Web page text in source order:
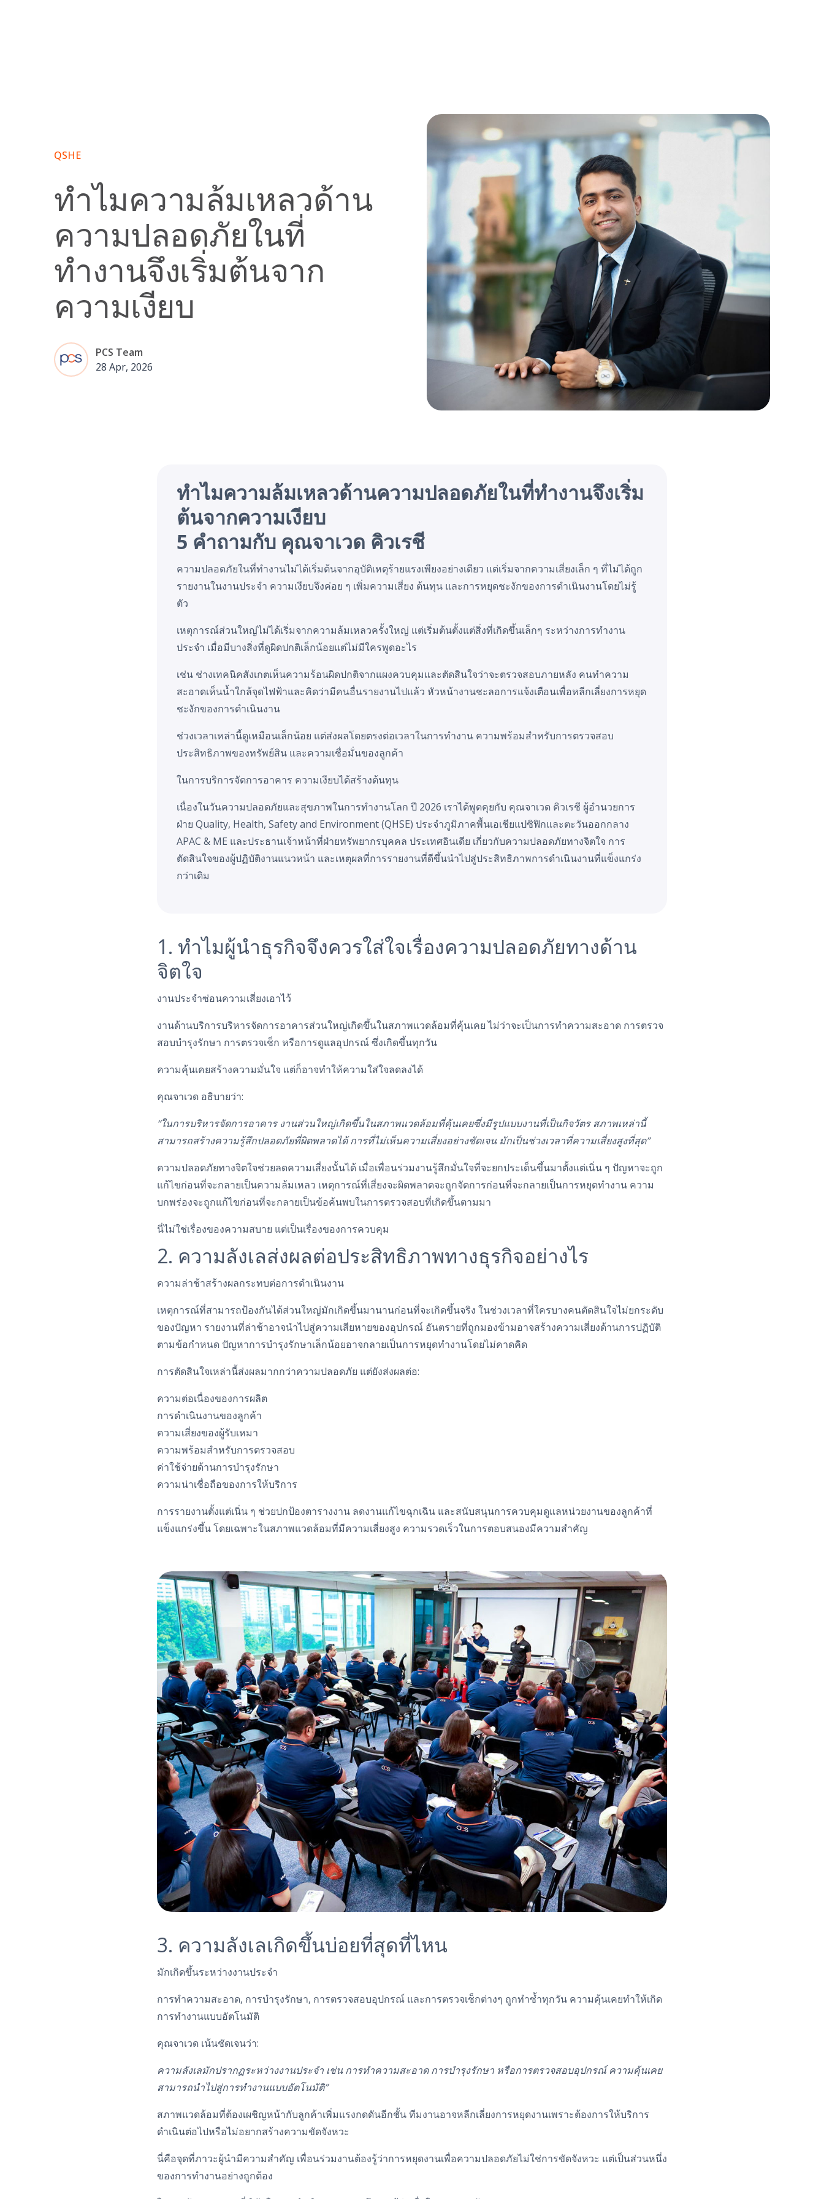
QSHE
ทำไมความล้มเหลวด้าน
ความปลอดภัยในที่
ทำงานจึงเริ่มต้นจาก
ความเงียบ
PCS Team
28 Apr, 2026
ทำไมความล้มเหลวด้านความปลอดภัยในที่ทำงานจึงเริ่ม
ต้นจากความเงียบ
5 คำถามกับ คุณจาเวด คิวเรชี
ความปลอดภัยในที่ทำงานไม่ได้เริ่มต้นจากอุบัติเหตุร้ายแรงเพียงอย่างเดียว แต่เริ่มจากความเสี่ยงเล็ก ๆ ที่ไม่ได้ถูก
รายงานในงานประจำ ความเงียบจึงค่อย ๆ เพิ่มความเสี่ยง ต้นทุน และการหยุดชะงักของการดำเนินงานโดยไม่รู้
ตัว
เหตุการณ์ส่วนใหญ่ไม่ได้เริ่มจากความล้มเหลวครั้งใหญ่ แต่เริ่มต้นตั้งแต่สิ่งที่เกิดขึ้นเล็กๆ ระหว่างการทำงาน
ประจำ เมื่อมีบางสิ่งที่ดูผิดปกติเล็กน้อยแต่ไม่มีใครพูดอะไร
เช่น ช่างเทคนิคสังเกตเห็นความร้อนผิดปกติจากแผงควบคุมและตัดสินใจว่าจะตรวจสอบภายหลัง คนทำความ
สะอาดเห็นน้ำใกล้จุดไฟฟ้าและคิดว่ามีคนอื่นรายงานไปแล้ว หัวหน้างานชะลอการแจ้งเตือนเพื่อหลีกเลี่ยงการหยุด
ชะงักของการดำเนินงาน
ช่วงเวลาเหล่านี้ดูเหมือนเล็กน้อย แต่ส่งผลโดยตรงต่อเวลาในการทำงาน ความพร้อมสำหรับการตรวจสอบ
ประสิทธิภาพของทรัพย์สิน และความเชื่อมั่นของลูกค้า
ในการบริการจัดการอาคาร ความเงียบได้สร้างต้นทุน
เนื่องในวันความปลอดภัยและสุขภาพในการทำงานโลก ปี 2026 เราได้พูดคุยกับ คุณจาเวด คิวเรชี ผู้อำนวยการ
ฝ่าย Quality, Health, Safety and Environment (QHSE) ประจำภูมิภาคพื้นเอเชียแปซิฟิกและตะวันออกกลาง
APAC & ME และประธานเจ้าหน้าที่ฝ่ายทรัพยากรบุคคล ประเทศอินเดีย เกี่ยวกับความปลอดภัยทางจิตใจ การ
ตัดสินใจของผู้ปฏิบัติงานแนวหน้า และเหตุผลที่การรายงานที่ดีขึ้นนำไปสู่ประสิทธิภาพการดำเนินงานที่แข็งแกร่ง
กว่าเดิม
1. ทำไมผู้นำธุรกิจจึงควรใส่ใจเรื่องความปลอดภัยทางด้าน
จิตใจ
งานประจำซ่อนความเสี่ยงเอาไว้
งานด้านบริการบริหารจัดการอาคารส่วนใหญ่เกิดขึ้นในสภาพแวดล้อมที่คุ้นเคย ไม่ว่าจะเป็นการทำความสะอาด การตรวจ
สอบบำรุงรักษา การตรวจเช็ก หรือการดูแลอุปกรณ์ ซึ่งเกิดขึ้นทุกวัน
ความคุ้นเคยสร้างความมั่นใจ แต่ก็อาจทำให้ความใส่ใจลดลงได้
คุณจาเวด อธิบายว่า:
“ในการบริหารจัดการอาคาร งานส่วนใหญ่เกิดขึ้นในสภาพแวดล้อมที่คุ้นเคยซึ่งมีรูปแบบงานที่เป็นกิจวัตร สภาพเหล่านี้
สามารถสร้างความรู้สึกปลอดภัยที่ผิดพลาดได้ การที่ไม่เห็นความเสี่ยงอย่างชัดเจน มักเป็นช่วงเวลาที่ความเสี่ยงสูงที่สุด”
ความปลอดภัยทางจิตใจช่วยลดความเสี่ยงนั้นได้ เมื่อเพื่อนร่วมงานรู้สึกมั่นใจที่จะยกประเด็นขึ้นมาตั้งแต่เนิ่น ๆ ปัญหาจะถูก
แก้ไขก่อนที่จะกลายเป็นความล้มเหลว เหตุการณ์ที่เสี่ยงจะผิดพลาดจะถูกจัดการก่อนที่จะกลายเป็นการหยุดทำงาน ความ
บกพร่องจะถูกแก้ไขก่อนที่จะกลายเป็นข้อค้นพบในการตรวจสอบที่เกิดขึ้นตามมา
นี่ไม่ใช่เรื่องของความสบาย แต่เป็นเรื่องของการควบคุม
2. ความลังเลส่งผลต่อประสิทธิภาพทางธุรกิจอย่างไร
ความล่าช้าสร้างผลกระทบต่อการดำเนินงาน
เหตุการณ์ที่สามารถป้องกันได้ส่วนใหญ่มักเกิดขึ้นมานานก่อนที่จะเกิดขึ้นจริง ในช่วงเวลาที่ใครบางคนตัดสินใจไม่ยกระดับ
ของปัญหา รายงานที่ล่าช้าอาจนำไปสู่ความเสียหายของอุปกรณ์ อันตรายที่ถูกมองข้ามอาจสร้างความเสี่ยงด้านการปฏิบัติ
ตามข้อกำหนด ปัญหาการบำรุงรักษาเล็กน้อยอาจกลายเป็นการหยุดทำงานโดยไม่คาดคิด
การตัดสินใจเหล่านี้ส่งผลมากกว่าความปลอดภัย แต่ยังส่งผลต่อ:
ความต่อเนื่องของการผลิต
การดำเนินงานของลูกค้า
ความเสี่ยงของผู้รับเหมา
ความพร้อมสำหรับการตรวจสอบ
ค่าใช้จ่ายด้านการบำรุงรักษา
ความน่าเชื่อถือของการให้บริการ
การรายงานตั้งแต่เนิ่น ๆ ช่วยปกป้องตารางงาน ลดงานแก้ไขฉุกเฉิน และสนับสนุนการควบคุมดูแลหน่วยงานของลูกค้าที่
แข็งแกร่งขึ้น โดยเฉพาะในสภาพแวดล้อมที่มีความเสี่ยงสูง ความรวดเร็วในการตอบสนองมีความสำคัญ
3. ความลังเลเกิดขึ้นบ่อยที่สุดที่ไหน
มักเกิดขึ้นระหว่างงานประจำ
การทำความสะอาด, การบำรุงรักษา, การตรวจสอบอุปกรณ์ และการตรวจเช็กต่างๆ ถูกทำซ้ำทุกวัน ความคุ้นเคยทำให้เกิด
การทำงานแบบอัตโนมัติ
คุณจาเวด เน้นชัดเจนว่า:
ความลังเลมักปรากฏระหว่างงานประจำ เช่น การทำความสะอาด การบำรุงรักษา หรือการตรวจสอบอุปกรณ์ ความคุ้นเคย
สามารถนำไปสู่การทำงานแบบอัตโนมัติ”
สภาพแวดล้อมที่ต้องเผชิญหน้ากับลูกค้าเพิ่มแรงกดดันอีกชั้น ทีมงานอาจหลีกเลี่ยงการหยุดงานเพราะต้องการให้บริการ
ดำเนินต่อไปหรือไม่อยากสร้างความขัดจังหวะ
นี่คือจุดที่ภาวะผู้นำมีความสำคัญ เพื่อนร่วมงานต้องรู้ว่าการหยุดงานเพื่อความปลอดภัยไม่ใช่การขัดจังหวะ แต่เป็นส่วนหนึ่ง
ของการทำงานอย่างถูกต้อง